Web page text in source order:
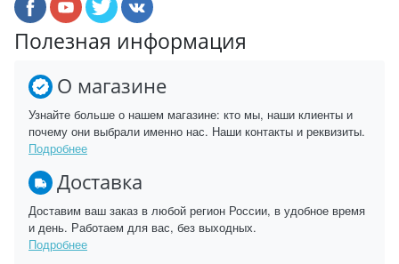
Полезная информация
О магазине
Узнайте больше о нашем магазине: кто мы, наши клиенты и
почему они выбрали именно нас. Наши контакты и реквизиты.
Подробнее
Доставка
Доставим ваш заказ в любой регион России, в удобное время
и день. Работаем для вас, без выходных.
Подробнее